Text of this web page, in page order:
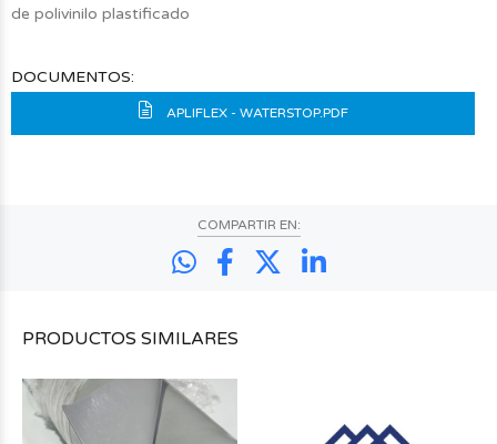
de polivinilo plastificado
DOCUMENTOS:
APLIFLEX - WATERSTOP.PDF
COMPARTIR EN:
PRODUCTOS SIMILARES